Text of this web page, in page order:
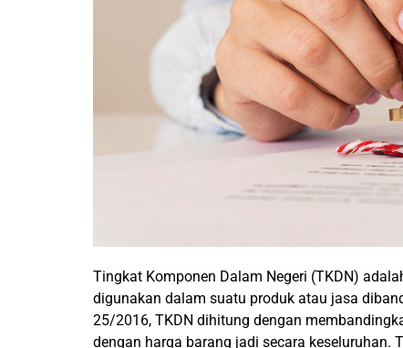
Tingkat Komponen Dalam Negeri (TKDN)
digunakan dalam suatu produk atau jasa
25/2016, TKDN dihitung dengan
dengan harga barang jadi secara keseluruhan.